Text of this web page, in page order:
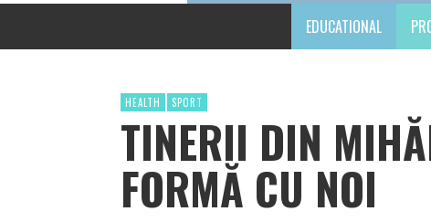
EDUCATIONAL
HEALTH SPORT
TINERII DIN
FORMĂ CU NOI